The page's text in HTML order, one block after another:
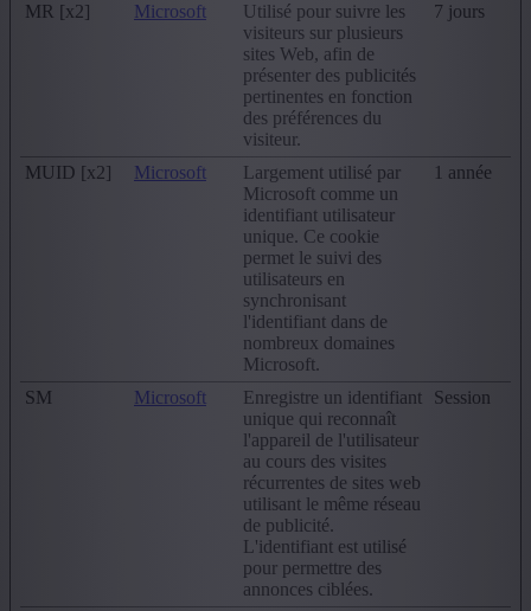
MR [x2] Microsoft
Utilisé pour suivre les
visiteurs sur plusieurs
sites Web, afin de
présenter des publicités
pertinentes en fonction
des préférences du
visiteur.
7 jours
MUID [x2] Microsoft
Largement utilisé par
Microsoft comme un
identifiant utilisateur
unique. Ce cookie
permet le suivi des
utilisateurs en
synchronisant
l'identifiant dans de
nombreux domaines
Microsoft.
1 année
SM Microsoft
Enregistre un identifiant
unique qui reconnaît
l'appareil de l'utilisateur
au cours des visites
récurrentes de sites web
utilisant le même réseau
de publicité.
L'identifiant est utilisé
pour permettre des
annonces ciblées.
Session